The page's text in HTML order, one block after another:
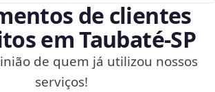
de clientes
em Taubaté‑SP
de quem já utilizou nossos
serviços!